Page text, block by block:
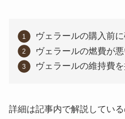
ヴェラールの購入前
ヴェラールの燃費が
ヴェラールの維持費
詳細は記事内で解説してい